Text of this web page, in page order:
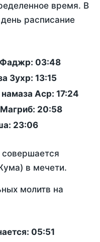
время. В
расписание
Фаджр: 03:48
Зухр: 13:15
намаза Аср: 17:24
20:58
23:06
в мечети.
молитв на
05:51